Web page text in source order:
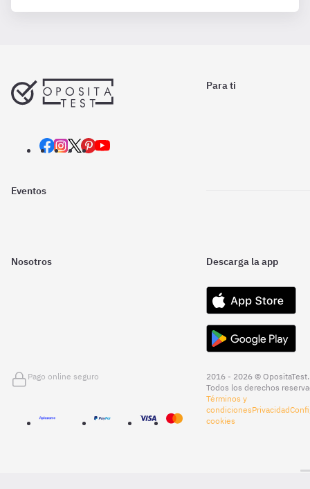
Para ti
Eventos
Nosotros Descarga la app
Pago online seguro
2016 - 2026 © OpositaTest.
Todos los derechos
Términos y
condicionesPrivacidad
cookies